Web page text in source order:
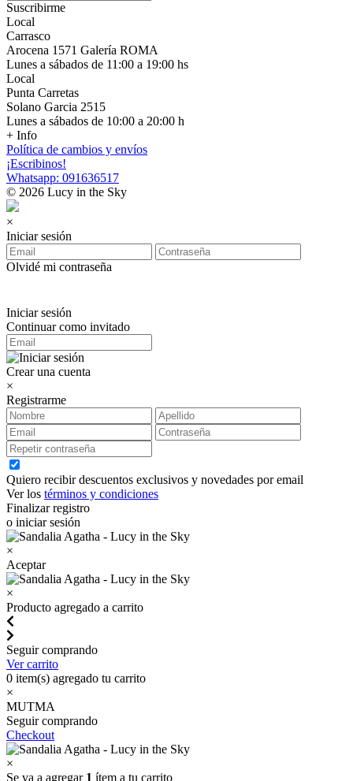
Suscribirme
Local
Carrasco
Arocena 1571 Galería ROMA
Lunes a sábados de 11:00 a 19:00 hs
Local
Punta Carretas
Solano Garcia 2515
Lunes a sábados de 10:00 a 20:00 h
+ Info
Política de cambios y envíos
¡Escribinos!
Whatsapp: 091636517
© 2026 Lucy in the Sky
×
Iniciar sesión
Olvidé mi contraseña
Iniciar sesión
Continuar como invitado
Crear una cuenta
×
Registrarme
Quiero recibir descuentos exclusivos y novedades por email
Ver los términos y condiciones
Finalizar registro
o iniciar sesión
×
Aceptar
×
Producto agregado a carrito
Seguir comprando
Ver carrito
0 item(s) agregado tu carrito
×
MUTMA
Seguir comprando
Checkout
×
Se va a agregar 1 ítem a tu carrito